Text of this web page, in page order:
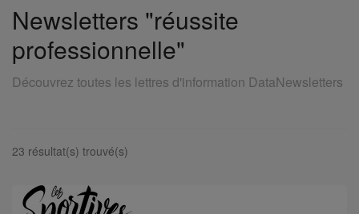
Newsletters "réussite
professionnelle"
Découvrez toutes les lettres d'information DataNewsletters
23 résultat(s) trouvé(s)